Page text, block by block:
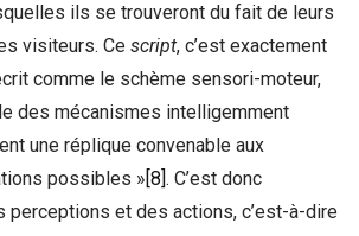
ils se trouveront du fait de leurs
visiteurs. Ce script, c’est exactement
comme le schème sensori-moteur,
des mécanismes intelligemment
une réplique convenable aux
possibles » [8] . C’est donc
perceptions et des actions, c’est-à-dire